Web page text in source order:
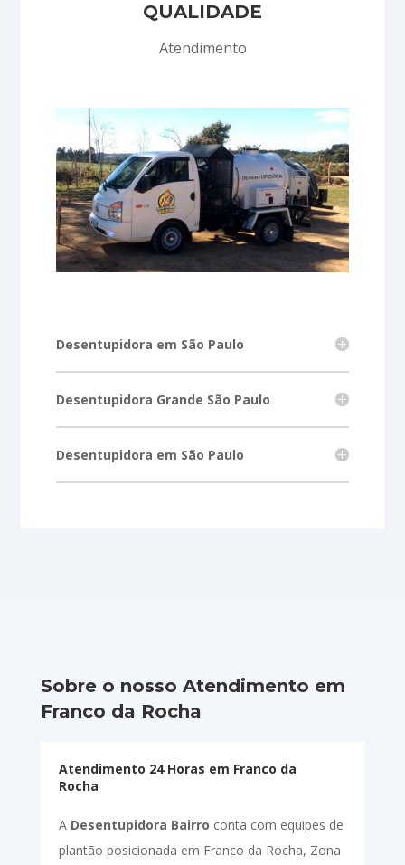
QUALIDADE
Atendimento
Desentupidora em São Paulo
Desentupidora Grande São Paulo
Desentupidora em São Paulo
Sobre o nosso Atendimento em
Franco da Rocha
Atendimento 24 Horas em Franco da
Rocha
A Desentupidora Bairro conta com equipes de
plantão posicionada em Franco da Rocha, Zona